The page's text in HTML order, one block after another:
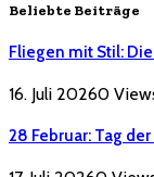
Beliebte Beiträge
Fliegen mit Stil:
16. Juli 20260
28 Februar: Tag